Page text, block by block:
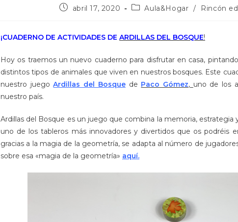
Publicación
entrada:
abril 17, 2020
Categoría
entrada:
Aula&Hogar / Rincón
¡CUADERNO DE ACTIVIDADES DE ARDILLAS DEL BOSQUE!
Hoy os traemos un nuevo cuaderno para disfrutar en casa,
distintos tipos de animales que viven en nuestros bosques. Este
nuestro juego Ardillas del Bosque de Paco Gómez, uno de los
nuestro país.
Ardillas del Bosque es un juego que combina la memoria, estrategia
uno de los tableros más innovadores y divertidos que os podréis
gracias a la magia de la geometría, se adapta al número de
sobre esa «magia de la geometría» aquí.